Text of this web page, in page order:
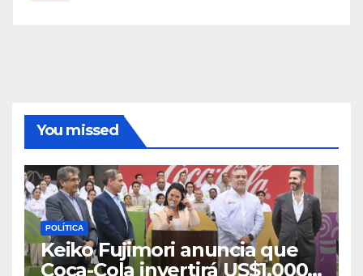
You missed
POLÍTICA
Keiko Fujimori anuncia que
Coca-Cola invertirá US$1,000